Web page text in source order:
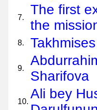
7.
The first
the
8.
9.
Sharifova
10.
Ali bey